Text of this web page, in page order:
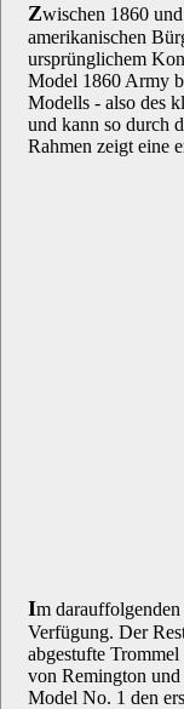
Zwischen 1860
amerikanischen
ursprünglichem
Model 1860 Army
Modells - also des
und kann so durch
Rahmen zeigt eine
Im
Verfügung. Der
abgestufte
von Remington
Model No. 1 den